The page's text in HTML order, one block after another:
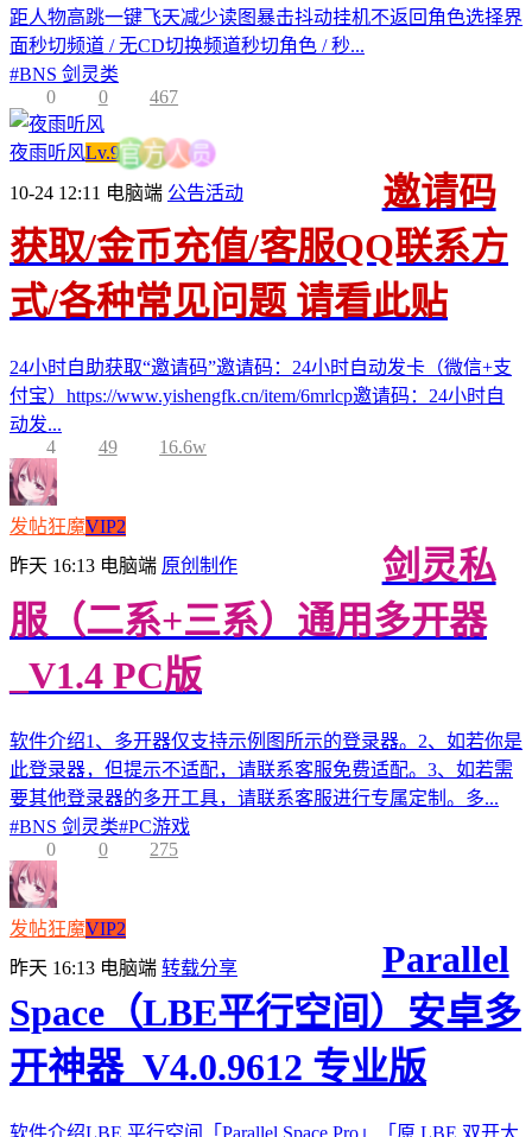
距人物高跳一键飞天减少读图暴击抖动挂机不返回角色选择界
面秒切频道 / 无CD切换频道秒切角色 / 秒...
#BNS 剑灵类
0
0 467
夜雨听风Lv.9官 方 人员
10-24 12:11 电脑端 公告活动
邀请码
获取/金币充值/客服QQ联系方
式/各种常见问题 请看此贴
24小时自助获取“邀请码”邀请码：24小时自动发卡（微信+支
付宝）https://www.yishengfk.cn/item/6mrlcp邀请码：24小时自
动发...
4
49 16.6w
发帖狂魔VIP2
昨天 16:13 电脑端 原创制作
剑灵私
服（二系+三系）通用多开器
_V1.4 PC版
软件介绍1、多开器仅支持示例图所示的登录器。2、如若你是
此登录器，但提示不适配，请联系客服免费适配。3、如若需
要其他登录器的多开工具，请联系客服进行专属定制。多...
#BNS 剑灵类#PC游戏
0
0 275
发帖狂魔VIP2
昨天 16:13 电脑端 转载分享
Parallel
Space（LBE平行空间）安卓多
开神器_V4.0.9612 专业版
软件介绍LBE 平行空间「Parallel Space Pro」「原 LBE 双开大